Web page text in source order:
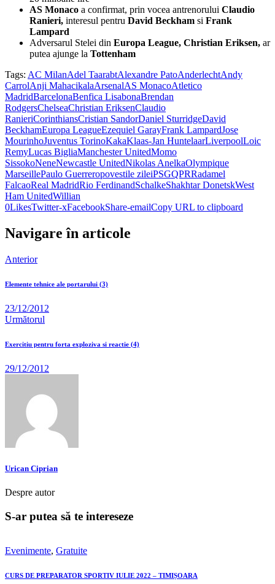
AS Monaco a confirmat, prin vocea antrenorului Claudio
Ranieri, interesul pentru David Beckham si Frank
Lampard
Adversarul Stelei din Europa League, Christian Eriksen, ar
putea ajunge la Tottenham
Tags: AC MilanAdel TaarabtAlexandre PatoAnderlechtAndy
CarrolAnji MahacikalaArsenalAS MonacoAtletico
MadridBarcelonaBenfica LisabonaBrendan
RodgersChelseaChristian EriksenClaudio
RanieriCorinthiansCristian SandorDaniel SturridgeDavid
BeckhamEuropa LeagueEzequiel GarayFrank LampardJose
MourinhoJuventus TorinoKakaKlaas-Jan HuntelaarLiverpoolLoic
RemyLucas BigliaManchester UnitedMomo
SissokoNeneNewcastle UnitedNikolas AnelkaOlympique
MarseillePaulo Guerreropovestile zileiPSGQPRRadamel
FalcaoReal MadridRio FerdinandSchalkeShakhtar DonetskWest
Ham UnitedWillian
0LikesTwitter-xFacebookShare-emailCopy URL to clipboard
Navigare în articole
Anterior
Elemente tehnice ale portarului (3)
23/12/2012
Următorul
Exercitiu pentru forta exploziva si reactie (4)
29/12/2012
Urican Ciprian
Despre autor
S-ar putea să te intereseze
Evenimente, Gratuite
CURS DE PREPARATOR SPORTIV IULIE 2022 – TIMIȘOARA